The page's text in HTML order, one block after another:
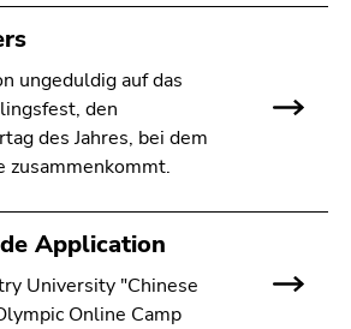
ungeduldig auf das
den
des Jahres, bei dem
zusammenkommt.
Application
University "Chinese
Online Camp